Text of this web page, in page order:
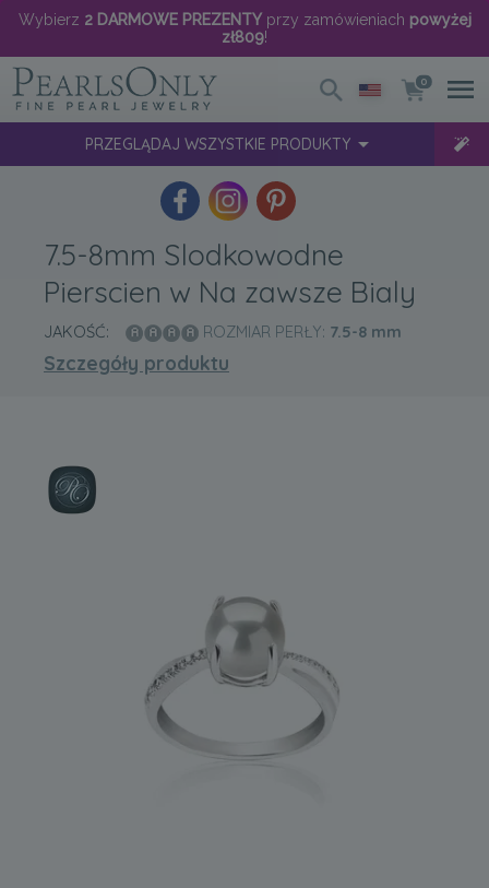
Wybierz 2 DARMOWE PREZENTYprzy zamówieniach powyżej
zł809!
0
PRZEGLĄDAJ WSZYSTKIE PRODUKTY
7.5-8mm Slodkowodne
Pierscien w Na zawsze Bialy
JAKOŚĆ: ROZMIAR PERŁY: 7.5-8 mm
Szczegóły produktu